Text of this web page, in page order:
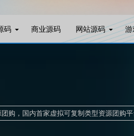
码 商业源码 网站源码
购，国内首家虚拟可复制类型资源团购